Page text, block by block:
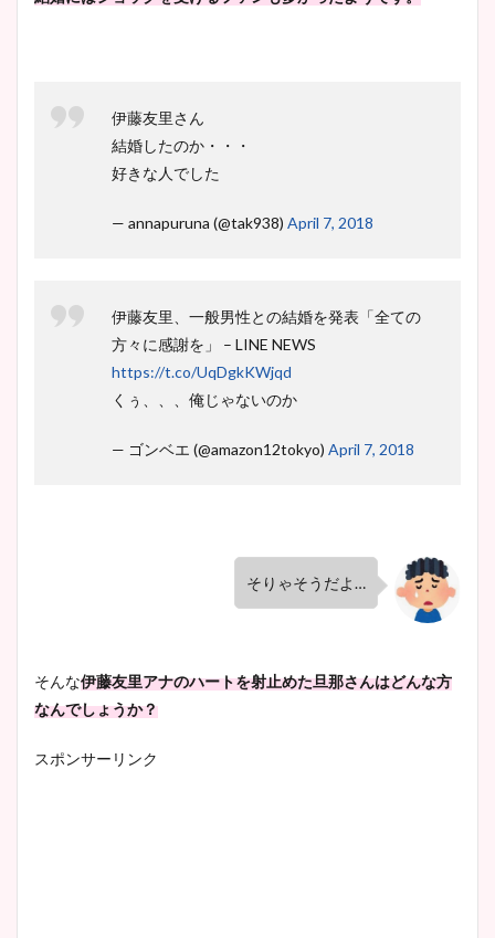
伊藤友里さん
結婚したのか・・・
好きな人でした
— annapuruna (@tak938) April 7, 2018
伊藤友里、一般男性との結婚を発表「全ての
方々に感謝を」 – LINE NEWS
https://t.co/UqDgkKWjqd
くぅ、、、俺じゃないのか
— ゴンベエ (@amazon12tokyo) April 7, 2018
そりゃそうだよ…
そんな伊藤友里アナのハートを射止めた旦那さんはどんな方
なんでしょうか？
スポンサーリンク